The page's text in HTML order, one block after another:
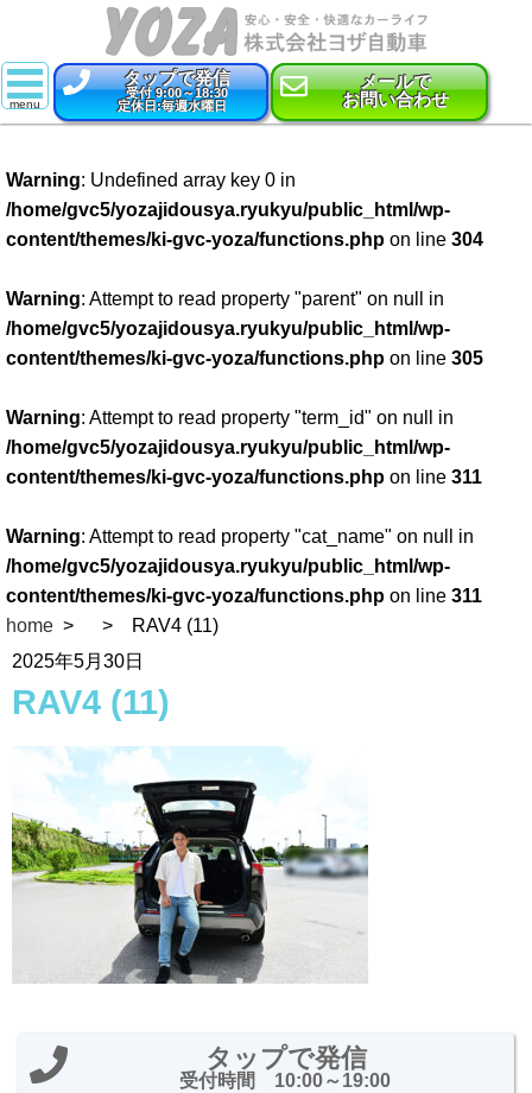
タップで発信
受付 9:00～18:30
定休日:毎週水曜日
メールで
お問い合わせ
新車
特選中古車
車検
点検・整備
コーティング
Warning: Undefined array key 0 in
/home/gvc5/yozajidousya.ryukyu/public_html/wp-
content/themes/ki-gvc-yoza/functions.php on line 304
Warning: Attempt to read property "parent" on null in
/home/gvc5/yozajidousya.ryukyu/public_html/wp-
content/themes/ki-gvc-yoza/functions.php on line 305
Warning: Attempt to read property "term_id" on null in
/home/gvc5/yozajidousya.ryukyu/public_html/wp-
content/themes/ki-gvc-yoza/functions.php on line 311
Warning: Attempt to read property "cat_name" on null in
/home/gvc5/yozajidousya.ryukyu/public_html/wp-
content/themes/ki-gvc-yoza/functions.php on line 311
home
RAV4 (11)
2025年5月30日
RAV4 (11)
タップで発信
受付時間 10:00～19:00